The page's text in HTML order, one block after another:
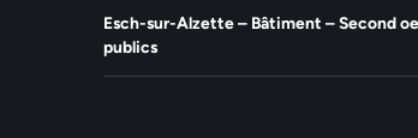
Esch-sur-Alzette – Bâtiment – Second
publics